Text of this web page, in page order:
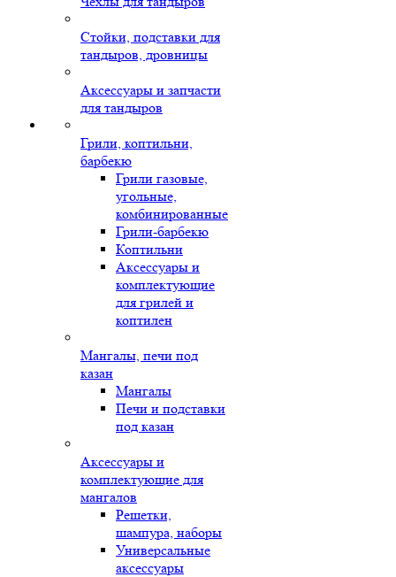
Стойки, подставки для
тандыров, дровницы
Аксессуары и запчасти
для тандыров
Грили, коптильни,
барбекю
Грили газовые,
угольные,
комбинированные
Грили-барбекю
Коптильни
Аксессуары и
комплектующие
для грилей и
коптилен
Мангалы, печи под
казан
Мангалы
Печи и подставки
под казан
Аксессуары и
комплектующие для
мангалов
Решетки,
шампура, наборы
Универсальные
аксессуары